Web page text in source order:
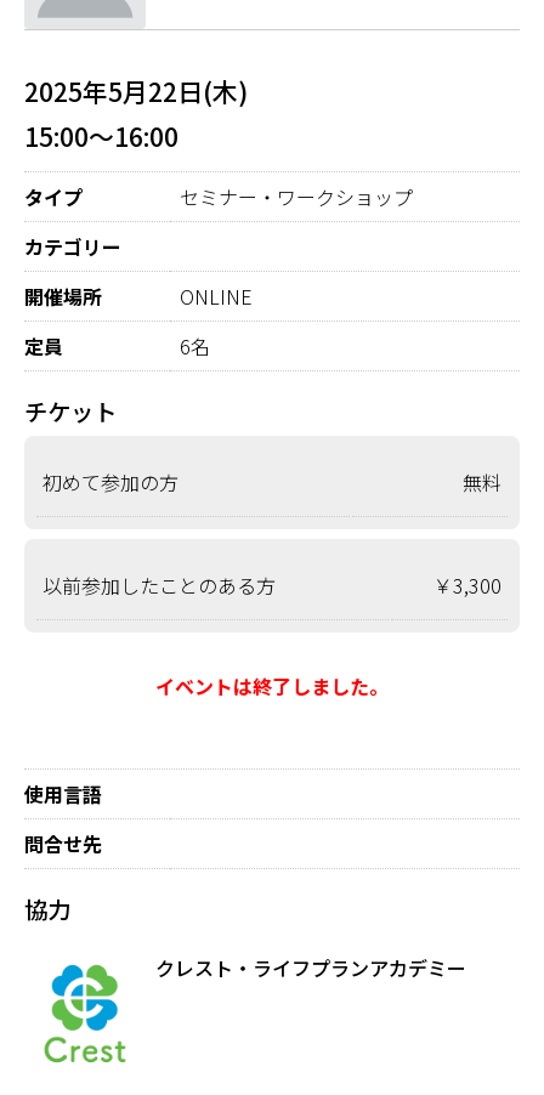
2025年5月22日(木)
15:00～16:00
タイプ
セミナー・ワークショップ
カテゴリー
開催場所
ONLINE
定員
6名
チケット
初めて参加の方 無料
以前参加したことのある方 ￥3,300
イベントは終了しました。
使用言語
問合せ先
協力
クレスト・ライフプランアカデミー